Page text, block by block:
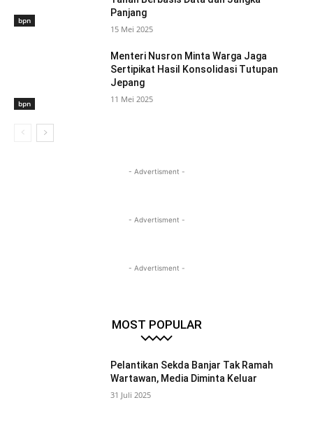
bpn
Panjang
15 Mei 2025
bpn
Menteri Nusron Minta Warga Jaga
Sertipikat Hasil Konsolidasi Tutupan
Jepang
11 Mei 2025
- Advertisment -
- Advertisment -
- Advertisment -
MOST POPULAR
Pelantikan Sekda Banjar Tak Ramah
Wartawan, Media Diminta Keluar
31 Juli 2025